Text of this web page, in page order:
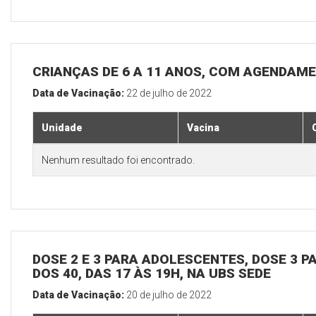
CRIANÇAS DE 6 A 11 ANOS, COM
Data de Vacinação: 22 de julho de 2022
Unidade Vacina
Nenhum resultado foi encontrado.
DOSE 2 E 3 PARA ADOLESCENTES, DOSE 3
DOS 40, DAS 17 ÀS 19H, NA UBS SEDE
Data de Vacinação: 20 de julho de 2022